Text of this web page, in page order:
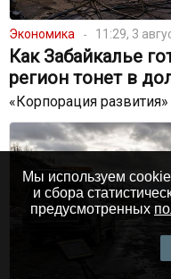
Экономика 11:29, 3
Как Забайкалье
регион тонет в
«Корпорация
Мы используем
и сбора
предусмотренных